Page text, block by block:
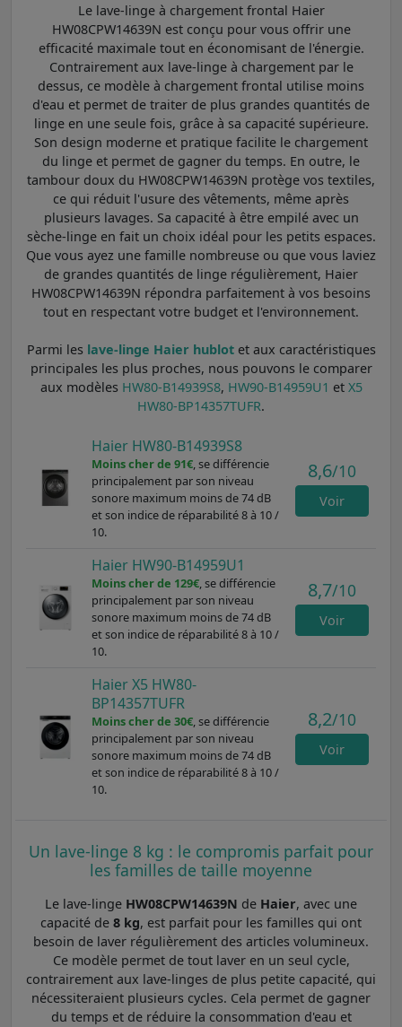
Le lave-linge à chargement frontal Haier
HW08CPW14639N est conçu pour vous offrir une
efficacité maximale tout en économisant de l'énergie.
Contrairement aux lave-linge à chargement par le
dessus, ce modèle à chargement frontal utilise moins
d'eau et permet de traiter de plus grandes quantités de
linge en une seule fois, grâce à sa capacité supérieure.
Son design moderne et pratique facilite le chargement
du linge et permet de gagner du temps. En outre, le
tambour doux du HW08CPW14639N protège vos textiles,
ce qui réduit l'usure des vêtements, même après
plusieurs lavages. Sa capacité à être empilé avec un
sèche-linge en fait un choix idéal pour les petits espaces.
Que vous ayez une famille nombreuse ou que vous laviez
de grandes quantités de linge régulièrement, Haier
HW08CPW14639N répondra parfaitement à vos besoins
tout en respectant votre budget et l'environnement.
Parmi les lave-linge Haier hublotet aux caractéristiques
principales les plus proches, nous pouvons le comparer
aux modèles HW80-B14939S8, HW90-B14959U1 et X5
HW80-BP14357TUFR.
Haier HW80-B14939S8
Moins cher de 91€, se différencie
principalement par son niveau
sonore maximum moins de 74 dB
et son indice de réparabilité 8 à 10 /
10.
8,6/10
Voir
Haier HW90-B14959U1
Moins cher de 129€, se différencie
principalement par son niveau
sonore maximum moins de 74 dB
et son indice de réparabilité 8 à 10 /
10.
8,7/10
Voir
Haier X5 HW80-
BP14357TUFR
Moins cher de 30€, se différencie
principalement par son niveau
sonore maximum moins de 74 dB
et son indice de réparabilité 8 à 10 /
10.
8,2/10
Voir
Un lave-linge 8 kg : le compromis parfait pour
les familles de taille moyenne
Le lave-linge HW08CPW14639N de Haier, avec une
capacité de 8 kg, est parfait pour les familles qui ont
besoin de laver régulièrement des articles volumineux.
Ce modèle permet de tout laver en un seul cycle,
contrairement aux lave-linges de plus petite capacité, qui
nécessiteraient plusieurs cycles. Cela permet de gagner
du temps et de réduire la consommation d'eau et